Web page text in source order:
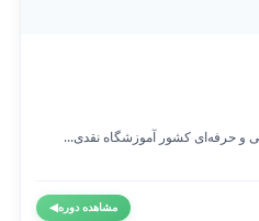
حرفه‌ای کشور آموزشگاه نقدی...
مشاهده دوره◀